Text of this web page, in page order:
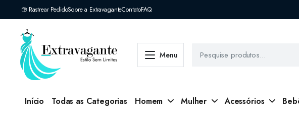
Rastrear PedidoSobre a ExtravaganteContatoFAQ
Menu
Início Todas as Categorias Homem Mulher Acessórios